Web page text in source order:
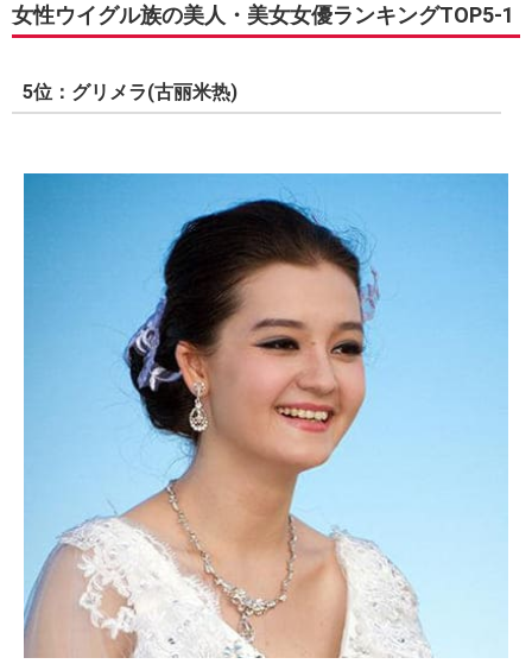
女性ウイグル族の美人・美女女優ランキングTOP5-1
5位：グリメラ(古丽米热)